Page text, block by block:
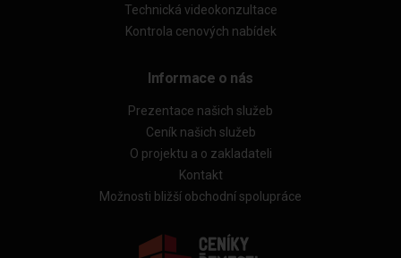
Technická videokonzultace
Kontrola cenových nabídek
Informace o nás
Prezentace našich služeb
Ceník našich služeb
O projektu a o zakladateli
Kontakt
Možnosti bližší obchodní spolupráce